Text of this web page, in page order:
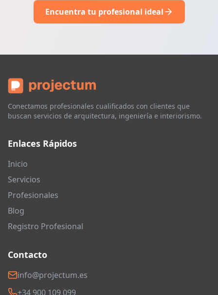
Encuentra tu profesional ideal
Conectamos profesionales cualificados con clientes que
buscan servicios de arquitectura, ingeniería e interiorismo.
Enlaces Rápidos
Inicio
Servicios
Profesionales
Blog
Registro Profesional
Contacto
info@projectum.es
+34 900 109 099